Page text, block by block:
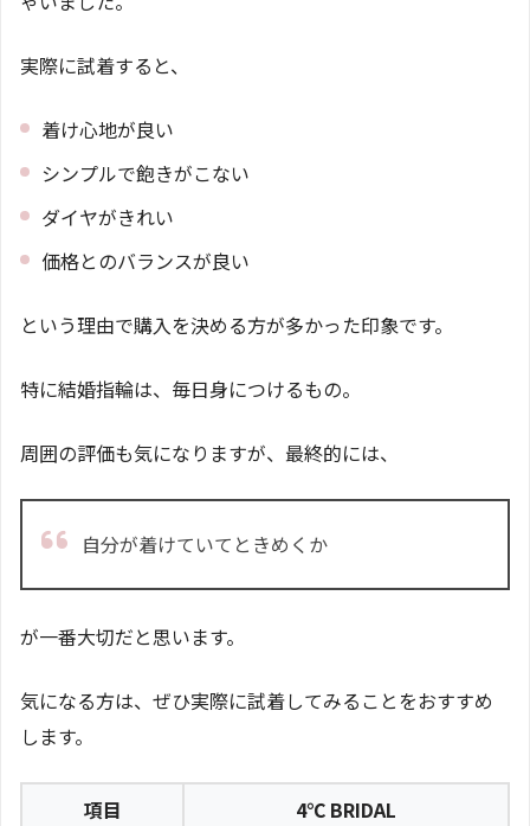
実際に試着すると、
着け心地が良い
シンプルで飽きがこない
ダイヤがきれい
価格とのバランスが良い
という理由で購入を決める方が多かった印象です。
特に結婚指輪は、毎日身につけるもの。
周囲の評価も気になりますが、最終的には、
自分が着けていてときめくか
が一番大切だと思います。
気になる方は、ぜひ実際に試着してみることをおすすめ
します。
項目
4℃ BRIDAL